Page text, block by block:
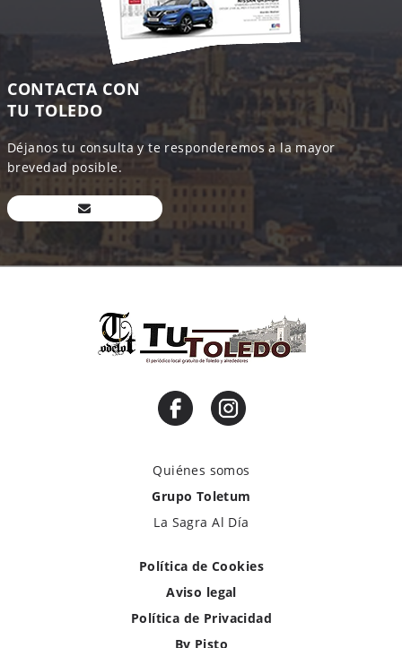
CONTACTA CON
TU TOLEDO
Déjanos tu consulta y te responderemos a la mayor
brevedad posible.
Quiénes somos
Grupo Toletum
La Sagra Al Día
Política de Cookies
Aviso legal
Política de Privacidad
By Pisto